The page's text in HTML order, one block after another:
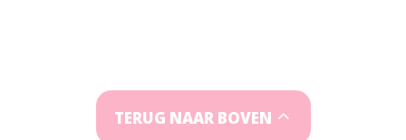
TERUG NAAR BOVEN